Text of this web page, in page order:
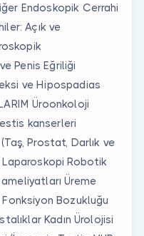
Endoskopik Cerrahi
Açık ve
Penis Eğriliği
ve Hipospadias
Üroonkoloji
kanserleri
Prostat, Darlık ve
Robotik
Üreme
Fonksiyon Bozukluğu
Kadın Ürolojisi